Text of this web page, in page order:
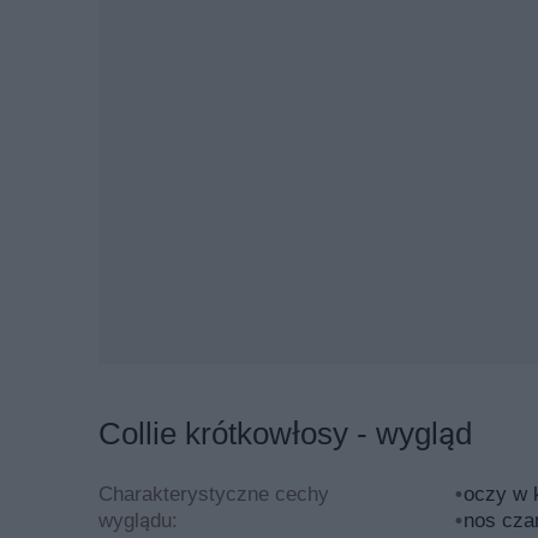
niebieskie marmurkowe – srebrzysto-
61 centymetrów. Suczki zaś są wzrostu między
Collie krótkowłosy - wygląd
Charakterystyczne cechy
wyglądu:
oczy w
nos